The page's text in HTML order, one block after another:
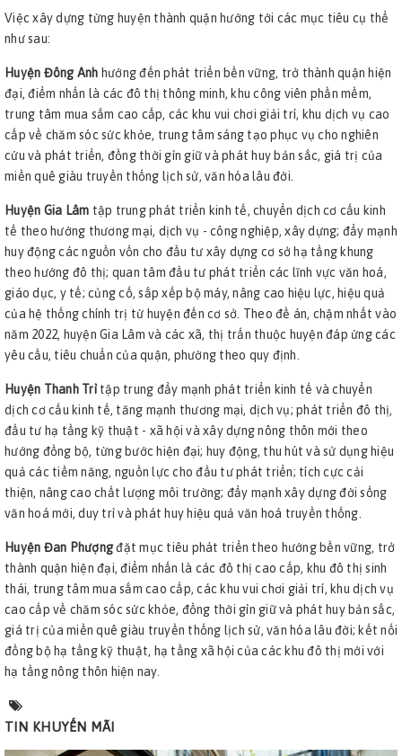
Việc xây dựng từng huyện thành quận hướng tới các mục tiêu cụ thể
như sau:
Huyện Đông Anh hướng đến phát triển bền vững, trở thành quận hiện
đại, điểm nhấn là các đô thị thông minh, khu công viên phần mềm,
trung tâm mua sắm cao cấp, các khu vui chơi giải trí, khu dịch vụ cao
cấp về chăm sóc sức khỏe, trung tâm sáng tạo phục vụ cho nghiên
cứu và phát triển, đồng thời gìn giữ và phát huy bản sắc, giá trị của
miền quê giàu truyền thống lịch sử, văn hóa lâu đời.
Huyện Gia Lâm tập trung phát triển kinh tế, chuyển dịch cơ cấu kinh
tế theo hướng thương mại, dịch vụ - công nghiệp, xây dựng; đẩy mạnh
huy động các nguồn vốn cho đầu tư xây dựng cơ sở hạ tầng khung
theo hướng đô thị; quan tâm đầu tư phát triển các lĩnh vực văn hoá,
giáo dục, y tế; củng cố, sắp xếp bộ máy, nâng cao hiệu lực, hiệu quả
của hệ thống chính trị từ huyện đến cơ sở. Theo đề án, chậm nhất vào
năm 2022, huyện Gia Lâm và các xã, thị trấn thuộc huyện đáp ứng các
yêu cầu, tiêu chuẩn của quận, phường theo quy định.
Huyện Thanh Trìtập trung đẩy mạnh phát triển kinh tế và chuyển
dịch cơ cấu kinh tế, tăng mạnh thương mại, dịch vụ; phát triển đô thị,
đầu tư hạ tầng kỹ thuật - xã hội và xây dựng nông thôn mới theo
hướng đồng bộ, từng bước hiện đại; huy động, thu hút và sử dụng hiệu
quả các tiềm năng, nguồn lực cho đầu tư phát triển; tích cực cải
thiện, nâng cao chất lượng môi trường; đẩy mạnh xây dựng đời sống
văn hoá mới, duy trì và phát huy hiệu quả văn hoá truyền thống.
Huyện Đan Phượngđặt mục tiêu phát triển theo hướng bền vững, trở
thành quận hiện đại, điểm nhấn là các đô thị cao cấp, khu đô thị sinh
thái, trung tâm mua sắm cao cấp, các khu vui chơi giải trí, khu dịch vụ
cao cấp về chăm sóc sức khỏe, đồng thời gìn giữ và phát huy bản sắc,
giá trị của miền quê giàu truyền thống lịch sử, văn hóa lâu đời; kết nối
đồng bộ hạ tầng kỹ thuật, hạ tầng xã hội của các khu đô thị mới với
hạ tầng nông thôn hiện nay.
TIN KHUYẾN MÃI